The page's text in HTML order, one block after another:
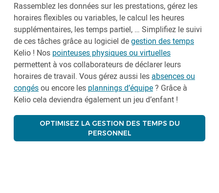
Rassemblez les données sur les prestations, gérez les
horaires flexibles ou variables, le calcul les heures
supplémentaires, les temps partiel, … Simplifiez le suivi
de ces tâches grâce au logiciel degestion des temps
Kelio ! Nos pointeuses physiques ou virtuelles
permettent à vos collaborateurs de déclarer leurs
horaires de travail. Vous gérez aussi les absences ou
congésou encore les plannings d’équipe? Grâce à
Kelio cela deviendra également un jeu d’enfant !
OPTIMISEZ LA GESTION DES TEMPS DU
PERSONNEL